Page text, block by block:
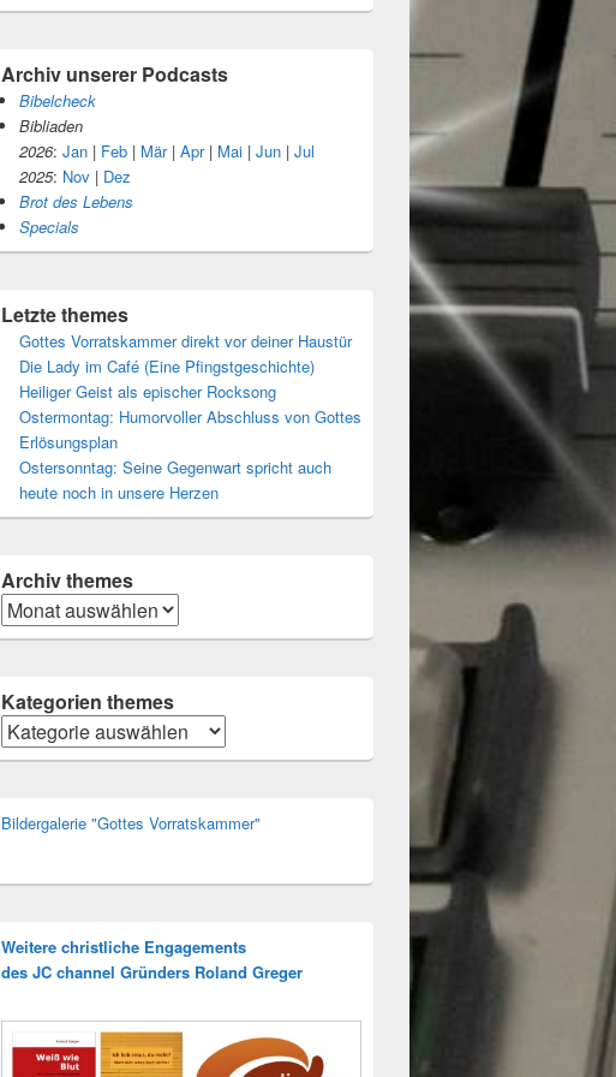
Archiv unserer Podcasts
Bibelcheck
Bibliaden
2026: Jan | Feb | Mär| Apr| Mai | Jun | Jul
2025: Nov | Dez
Brot des Lebens
Specials
Letzte themes
Gottes Vorratskammer direkt vor deiner Haustür
Die Lady im Café (Eine Pfingstgeschichte)
Heiliger Geist als epischer Rocksong
Ostermontag: Humorvoller Abschluss von Gottes
Erlösungsplan
Ostersonntag: Seine Gegenwart spricht auch
heute noch in unsere Herzen
Archivthemes
Archiv
Kategorien themes
Kategorien
Bildergalerie "Gottes Vorratskammer"
Weitere christliche Engagements
des JC channel Gründers Roland Greger